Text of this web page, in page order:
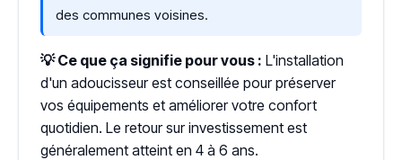
des communes voisines.
💡 Ce que ça signifie pour vous : L'installation
d'un adoucisseur est conseillée pour préserver
vos équipements et améliorer votre confort
quotidien. Le retour sur investissement est
généralement atteint en 4 à 6 ans.